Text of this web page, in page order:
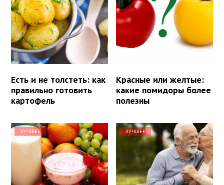
Есть и не толстеть: как
правильно готовить
картофель
Красные или желтые:
какие помидоры более
полезны
ЛУЧШЕЕ ЛУЧШЕЕ